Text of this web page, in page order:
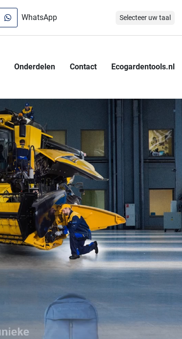
WhatsApp Selecteer uw taal
Onderdelen Contact Ecogardentools.nl